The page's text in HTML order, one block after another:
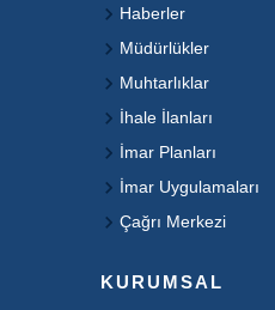
Haberler
Müdürlükler
Muhtarlıklar
İhale İlanları
İmar Planları
İmar Uygulamaları
Çağrı Merkezi
KURUMSAL